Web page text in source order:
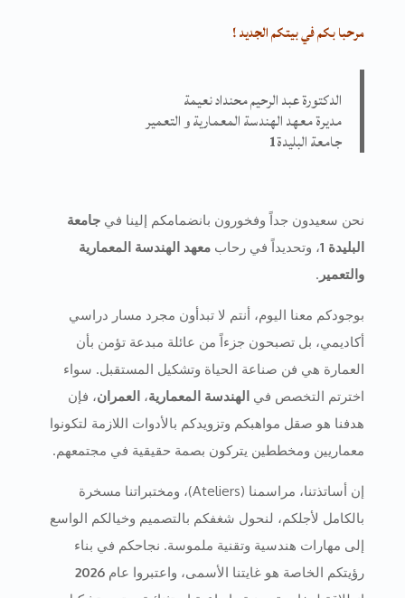
مرحبا بكم في بيتكم الجديد !
الدكتورة عبد الرحيم محنداد نعيمة
مديرة معهد الهندسة المعمارية و التعمير
جامعة البليدة1
نحن سعيدون جداً وفخورون بانضمامكم إلينا في جامعة
البليدة 1 ، وتحديداً في رحاب معهد الهندسة المعمارية
والتعمير .
بوجودكم معنا اليوم، أنتم لا تبدأون مجرد مسار دراسي
أكاديمي، بل تصبحون جزءاً من عائلة مبدعة تؤمن بأن
العمارة هي فن صناعة الحياة وتشكيل المستقبل. سواء
اخترتم التخصص في الهندسة المعمارية، العمران، فإن
هدفنا هو صقل مواهبكم وتزويدكم بالأدوات اللازمة لتكونوا
معماريين ومخططين يتركون بصمة حقيقية في مجتمعهم.
إن أساتذتنا، مراسمنا (Ateliers)، ومختبراتنا مسخرة
بالكامل لأجلكم، لنحول شغفكم بالتصميم وخيالكم الواسع
إلى مهارات هندسية وتقنية ملموسة. نجاحكم في بناء
رؤيتكم الخاصة هو غايتنا الأسمى، واعتبروا عام 2026